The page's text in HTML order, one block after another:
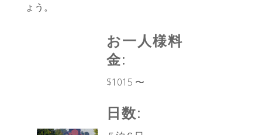
ょう。
お一人様料
金:
$1015 〜
日数: